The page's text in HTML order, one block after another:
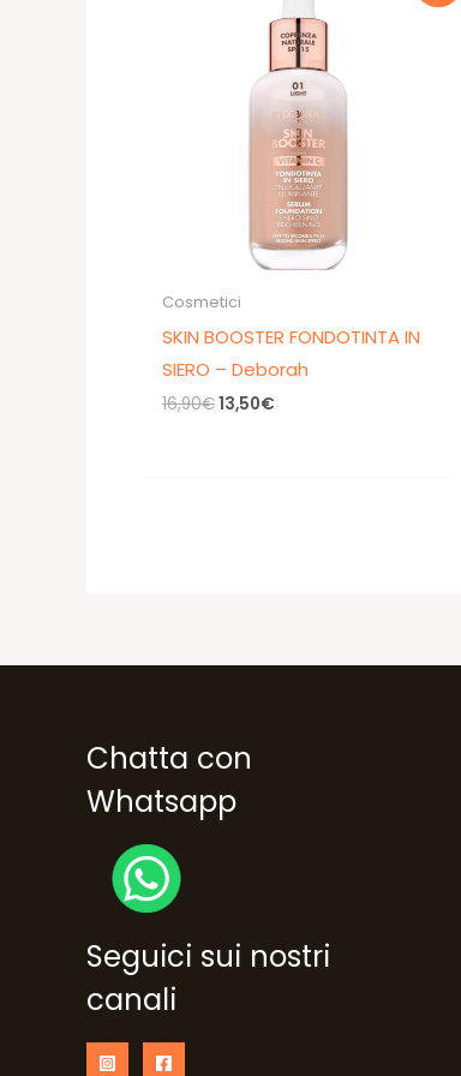
Cosmetici
SKIN BOOSTER FONDOTINTA IN
SIERO – Deborah
16,90€Il
13,50€
Chatta con
Whatsapp
Seguici sui nostri
canali